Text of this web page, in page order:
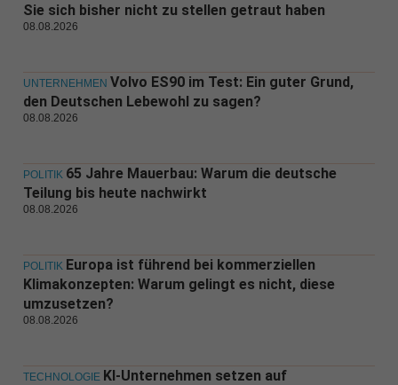
Sie sich bisher nicht zu stellen getraut haben
08.08.2026
UNTERNEHMEN Volvo ES90 im Test: Ein guter Grund,
den Deutschen Lebewohl zu sagen?
08.08.2026
POLITIK 65 Jahre Mauerbau: Warum die deutsche
Teilung bis heute nachwirkt
08.08.2026
POLITIK Europa ist führend bei kommerziellen
Klimakonzepten: Warum gelingt es nicht, diese
umzusetzen?
08.08.2026
TECHNOLOGIE KI-Unternehmen setzen auf